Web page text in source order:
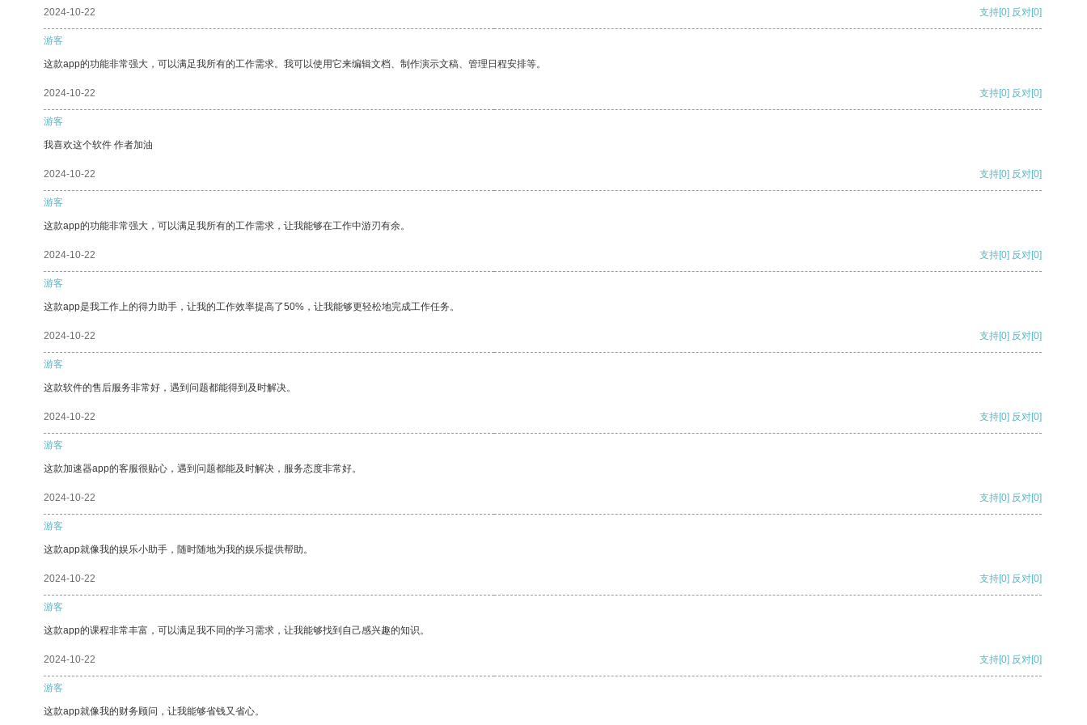
2024-10-22 支持[0] 反对[0]
游客
这款app的功能非常强大，可以满足我所有的工作需求。我可以使用它来编辑文档、制作演示文稿、管理日程安排等。
2024-10-22 支持[0] 反对[0]
游客
我喜欢这个软件 作者加油
2024-10-22 支持[0] 反对[0]
游客
这款app的功能非常强大，可以满足我所有的工作需求，让我能够在工作中游刃有余。
2024-10-22 支持[0] 反对[0]
游客
这款app是我工作上的得力助手，让我的工作效率提高了50%，让我能够更轻松地完成工作任务。
2024-10-22 支持[0] 反对[0]
游客
这款软件的售后服务非常好，遇到问题都能得到及时解决。
2024-10-22 支持[0] 反对[0]
游客
这款加速器app的客服很贴心，遇到问题都能及时解决，服务态度非常好。
2024-10-22 支持[0] 反对[0]
游客
这款app就像我的娱乐小助手，随时随地为我的娱乐提供帮助。
2024-10-22 支持[0] 反对[0]
游客
这款app的课程非常丰富，可以满足我不同的学习需求，让我能够找到自己感兴趣的知识。
2024-10-22 支持[0] 反对[0]
游客
这款app就像我的财务顾问，让我能够省钱又省心。